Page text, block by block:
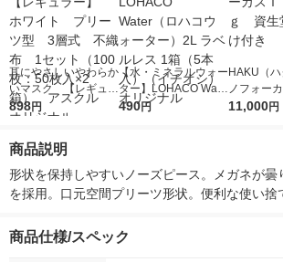
耳にやさしいやわらか
いマスク 【レギュラ
ー】 ホワイト プリ
枚：50枚入×2箱）
アスクル オリジナ
ル
898円
【水・ミネラルウォー
ター】LOHACO Wate
r（ロハコウォータ
490円
HAKU（
ノフォー
5ｇ 資生
11,000円
商品説明
形状を保持しやすいノーズピース。メガネが曇
を採用。口元空間プリーツ形状。便利な使い捨
商品仕様/スペック